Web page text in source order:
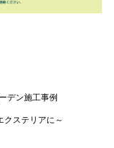
デン施工事例
ステリアに～